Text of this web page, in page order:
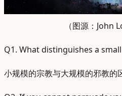
（图源：John
Q1. What distinguishes a
小规模的宗教与大规模的邪教的